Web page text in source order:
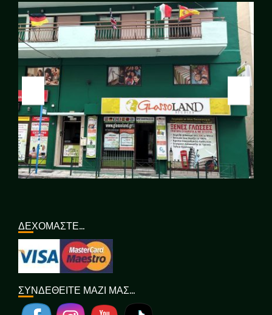
ΔΕΧΟΜΑΣΤΕ…
ΣΥΝΔΕΘΕΙΤΕ ΜΑΖΙ ΜΑΣ…